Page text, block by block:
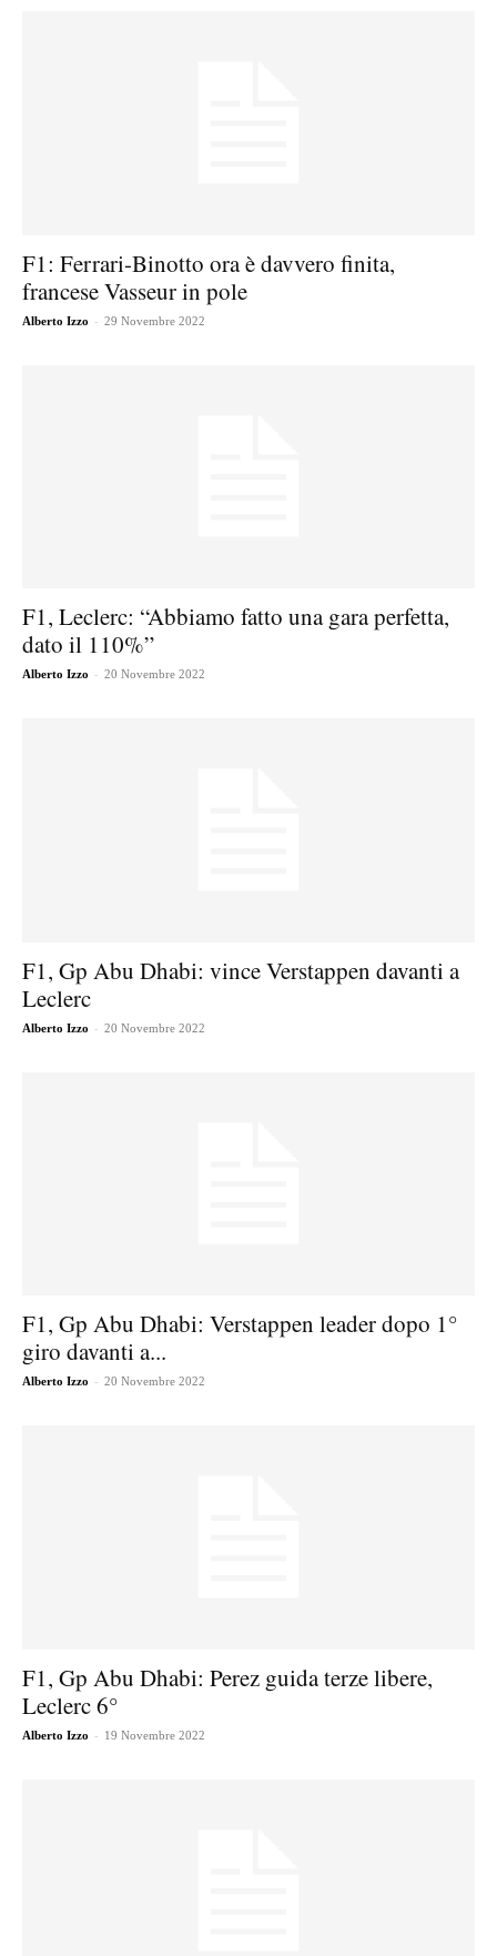
F1: Ferrari-Binotto ora è davvero finita,
francese Vasseur in pole
Alberto Izzo - 29 Novembre 2022
F1, Leclerc: “Abbiamo fatto una gara perfetta,
dato il 110%”
Alberto Izzo - 20 Novembre 2022
F1, Gp Abu Dhabi: vince Verstappen davanti a
Leclerc
Alberto Izzo - 20 Novembre 2022
F1, Gp Abu Dhabi: Verstappen leader dopo 1°
giro davanti a...
Alberto Izzo - 20 Novembre 2022
F1, Gp Abu Dhabi: Perez guida terze libere,
Leclerc 6°
Alberto Izzo - 19 Novembre 2022